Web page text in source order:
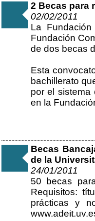
2 Becas para
02/02/2011
La
Fundación
de dos becas
Esta
bachillerato
por el sistema
en la
Becas
de la
24/01/2011
50 becas
Requisitos:
prácticas y